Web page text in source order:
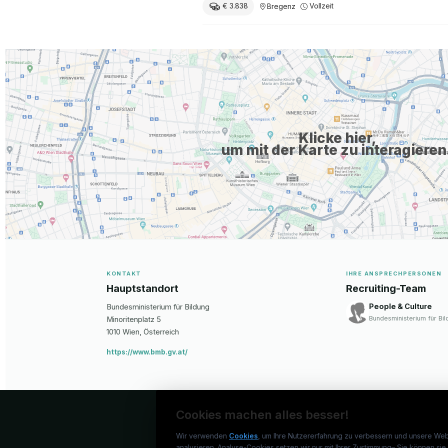
€ 3.838 Bregenz Vollzeit
Klicke hier,
um mit der Karte zu
KONTAKT
Hauptstandort
Bundesministerium für Bildung
Minoritenplatz 5
1010 Wien , Österreich
https://www.bmb.gv.at/
IHRE ANSPRECHPERSONEN
Recruiting-Team
People & Culture
Bundesministerium für
Cookies machen alles besser!
Wir verwenden Cookies , um Ihre Nutzererfahrung zu verbessern und unsere